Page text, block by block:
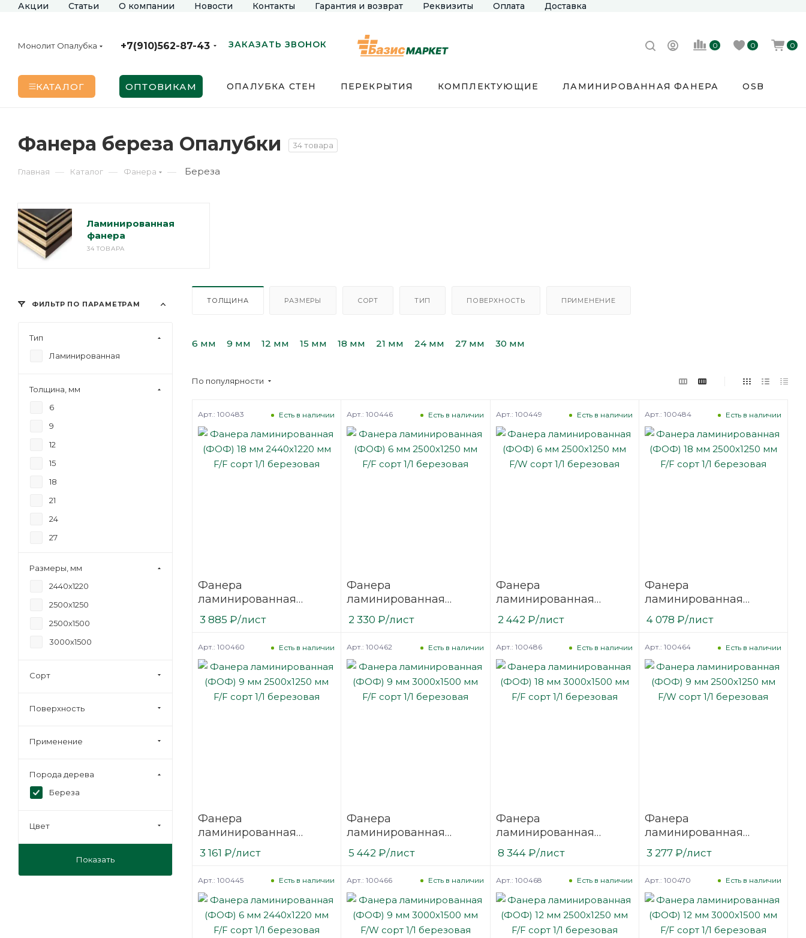
Акции Статьи О компании Новости Контакты Гарантия и возврат Реквизиты Оплата Доставка
Монолит Опалубка +7(910)562-87-43 ЗАКАЗАТЬ ЗВОНОК 0 0 0
КАТАЛОГ ОПТОВИКАМ ОПАЛУБКА СТЕН ПЕРЕКРЫТИЯ КОМПЛЕКТУЮЩИЕ ЛАМИНИРОВАННАЯ ФАНЕРА OSB
Фанера береза Опалубки 34 товара
Главная — Каталог — Фанера — Береза
Ламинированная
фанера
34 ТОВАРА
ТОЛЩИНА РАЗМЕРЫ СОРТ ТИП ПОВЕРХНОСТЬ ПРИМЕНЕНИЕ
6 мм 9 мм 12 мм 15 мм 18 мм 21 мм 24 мм 27 мм 30 мм
По популярности
Фанера
ламинированная
(ФОФ) 18 мм 2440х1220
мм F/F сорт 1/1
Есть в наличии
Арт.: 100483
3 885 ₽/лист
Фанера
ламинированная
(ФОФ) 6 мм 2500х1250
мм F/F сорт 1/1
Есть в наличии
Арт.: 100446
2 330 ₽/лист
Фанера
ламинированная
(ФОФ) 6 мм 2500х1250
мм F/W сорт 1/1
Есть в наличии
Арт.: 100449
2 442 ₽/лист
Фанера
ламинированная
(ФОФ) 18 мм 2500х1250
мм F/F сорт 1/1
Есть в наличии
Арт.: 100484
4 078 ₽/лист
Фанера
ламинированная
(ФОФ) 9 мм 2500х1250
мм F/F сорт 1/1
Есть в наличии
Арт.: 100460
3 161 ₽/лист
Фанера
ламинированная
(ФОФ) 9 мм 3000х1500
мм F/F сорт 1/1
Есть в наличии
Арт.: 100462
5 442 ₽/лист
Фанера
ламинированная
(ФОФ) 18 мм 3000х1500
мм F/F сорт 1/1
Есть в наличии
Арт.: 100486
8 344₽/лист
Фанера
ламинированная
(ФОФ) 9 мм 2500х1250
мм F/W сорт 1/1
Есть в наличии
Арт.: 100464
3 277₽/лист
Есть в наличии
Арт.: 100445 Есть в наличии
Арт.: 100466 Есть в наличии
Арт.: 100468 Есть в наличии
Арт.: 100470
ФИЛЬТР ПО ПАРАМЕТРАМ
Тип
Ламинированная
Толщина, мм
6
9
12
15
18
21
24
27
Размеры, мм
2440х1220
2500х1250
2500х1500
3000х1500
Сорт
Поверхность
Применение
Порода дерева
Береза
Цвет
Показать